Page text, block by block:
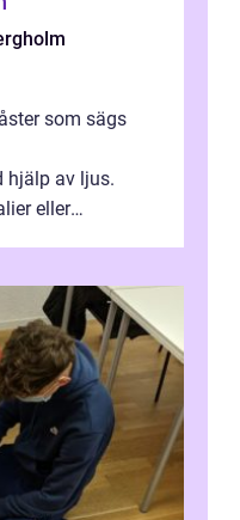
som sägs
hjälp av ljus.
eller